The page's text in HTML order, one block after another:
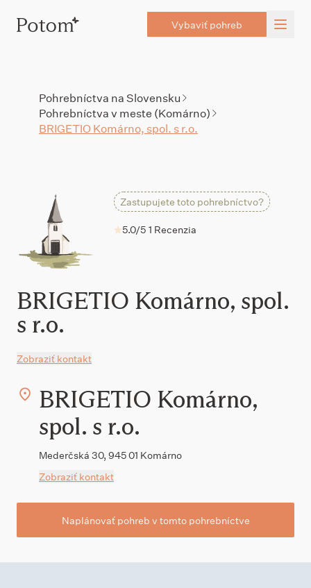
Vybaviť pohreb
Pohrebníctva na Slovensku
Pohrebníctva v meste (Komárno)
BRIGETIO Komárno, spol. s r.o.
Zastupujete toto pohrebníctvo?
5.0/5 1 Recenzia
BRIGETIO Komárno, spol.
s r.o.
Zobraziť kontakt
BRIGETIO Komárno,
spol. s r.o.
Mederčská 30, 945 01 Komárno
Zobraziť kontakt
Naplánovať pohreb v tomto pohrebníctve